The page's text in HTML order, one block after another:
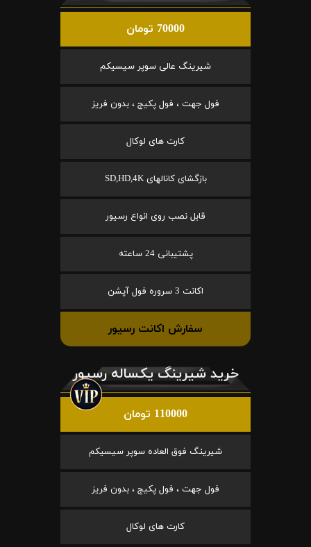
70000 تومان
شیرینگ عالی سوپر سیسیکم
فول جهت ، فول پکیج ، بدون فریز
کارت های لوکال
بازگشای کانالهای SD,HD,4K
قابل نصب روی انواع رسیور
پشتیبانی 24 ساعته
اکانت 3 سروره فول آپشن
سفارش اکانت رسیور
خرید شیرینگ یکساله رسیور
110000 تومان
شیرینگ فوق العاده سوپر سیسیکم
فول جهت ، فول پکیج ، بدون فریز
کارت های لوکال